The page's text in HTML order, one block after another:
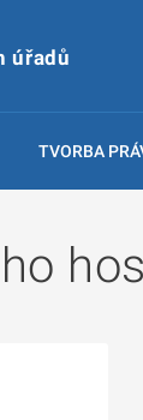
úřadů
TVORBA